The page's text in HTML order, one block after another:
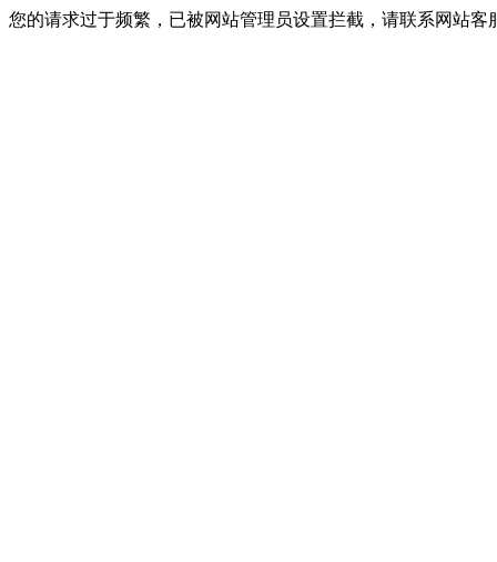
您的请求过于频繁，已被网站管理员设置拦截，请联系网站客